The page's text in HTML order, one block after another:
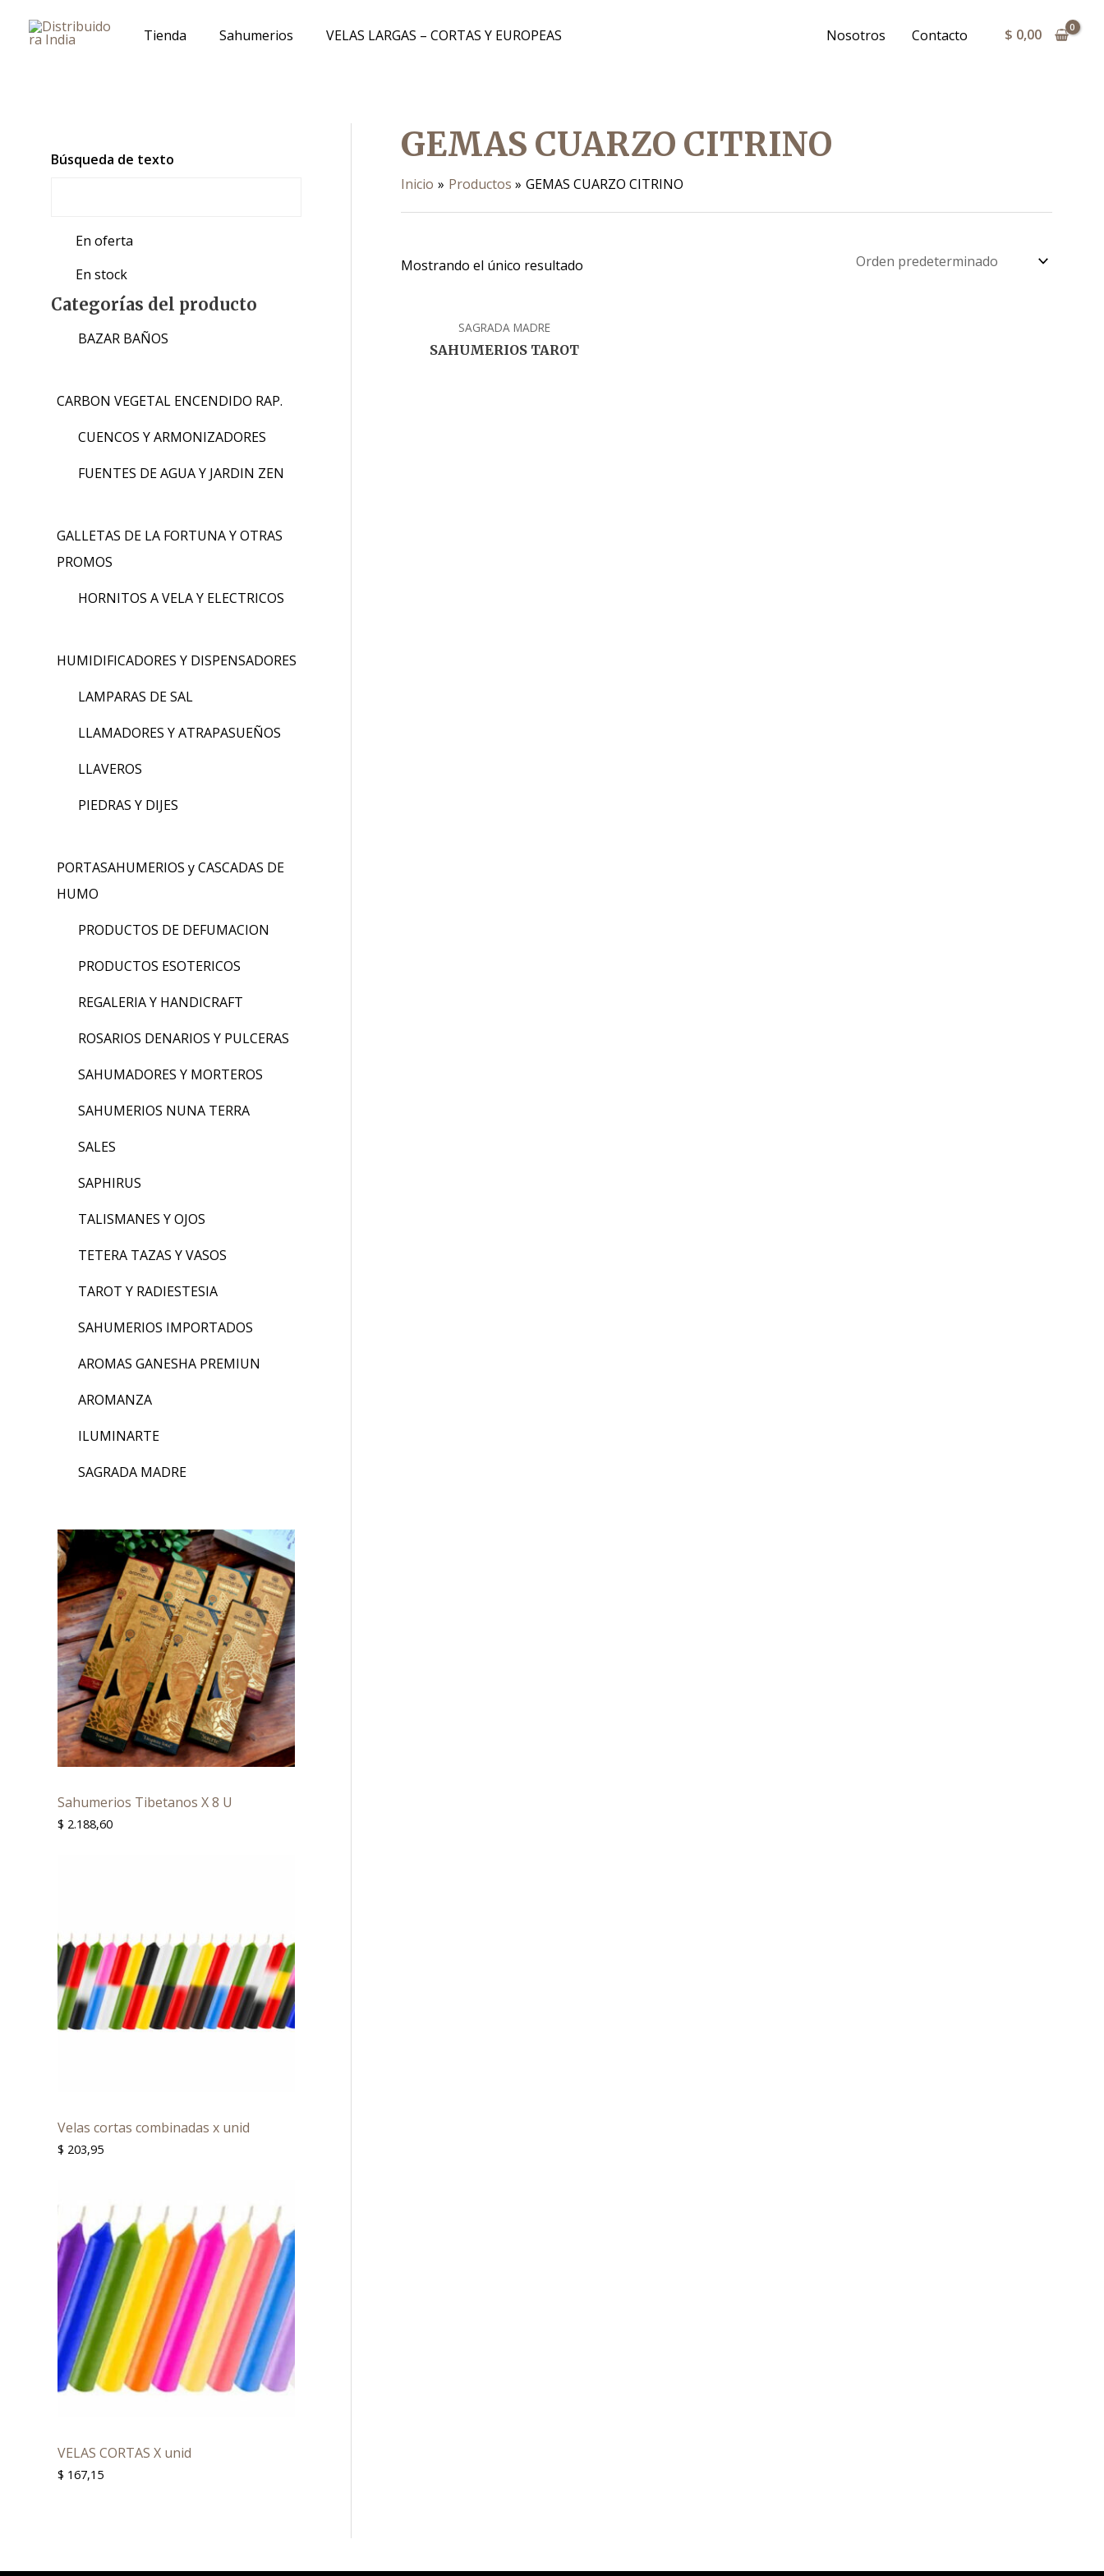
contenido
Tienda Sahumerios VELAS LARGAS – CORTAS Y EUROPEAS Nosotros Contacto $ 0,00
Búsqueda de texto
En oferta
En stock
Categorías del producto
BAZAR BAÑOS
CARBON VEGETAL ENCENDIDO RAP.
CUENCOS Y ARMONIZADORES
FUENTES DE AGUA Y JARDIN ZEN
GALLETAS DE LA FORTUNA Y OTRAS
PROMOS
HORNITOS A VELA Y ELECTRICOS
HUMIDIFICADORES Y DISPENSADORES
LAMPARAS DE SAL
LLAMADORES Y ATRAPASUEÑOS
LLAVEROS
PIEDRAS Y DIJES
PORTASAHUMERIOS y CASCADAS DE
HUMO
PRODUCTOS DE DEFUMACION
PRODUCTOS ESOTERICOS
REGALERIA Y HANDICRAFT
ROSARIOS DENARIOS Y PULCERAS
SAHUMADORES Y MORTEROS
SAHUMERIOS NUNA TERRA
SALES
SAPHIRUS
TALISMANES Y OJOS
TETERA TAZAS Y VASOS
TAROT Y RADIESTESIA
SAHUMERIOS IMPORTADOS
AROMAS GANESHA PREMIUN
AROMANZA
ILUMINARTE
SAGRADA MADRE
Sahumerios Tibetanos X 8 U
$ 2.188,60
Velas cortas combinadas x unid
$ 203,95
VELAS CORTAS X unid
$ 167,15
GEMAS CUARZO CITRINO
Inicio Productos GEMAS CUARZO CITRINO
Mostrando el único resultado
SAGRADA MADRE
SAHUMERIOS TAROT